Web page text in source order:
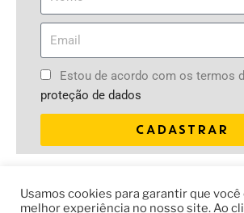
Usamos cookies para garantir que você
melhor experiência no nosso site. Ao
Estou de acordo com os termos
proteção de dados
CADASTRAR
Sua contribuição leva nossa educação social